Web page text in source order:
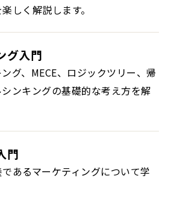
しく解説します。
グ入門
グ、MECE、ロジックツリー、帰
ンキングの基礎的な考え方を解
門
あるマーケティングについて学